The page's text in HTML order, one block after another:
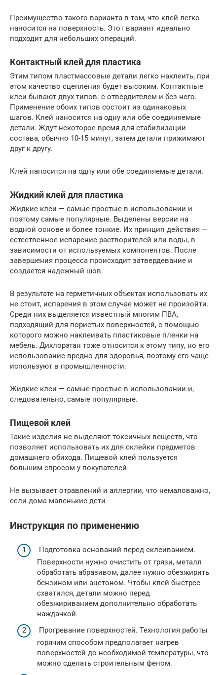
Преимущество такого варианта в том, что клей легко
наносится на поверхность. Этот вариант идеально
подходит для небольших операций.
Контактный клей для пластика
Этим типом пластмассовые детали легко наклеить, при
этом качество сцепления будет высоким. Контактные
клеи бывают двух типов: с отвердителем и без него.
Применение обоих типов состоит из одинаковых
шагов. Клей наносится на одну или обе соединяемые
детали. Ждут некоторое время для стабилизации
состава, обычно 10-15 минут, затем детали прижимают
друг к другу.
Клей наносится на одну или обе соединяемые детали.
Жидкий клей для пластика
Жидкие клеи — самые простые в использовании и
поэтому самые популярные. Выделены версии на
водной основе и более тонкие. Их принцип действия —
естественное испарение растворителей или воды, в
зависимости от используемых компонентов. После
завершения процесса происходит затвердевание и
создается надежный шов.
В результате на герметичных объектах использовать их
не стоит, испарения в этом случае может не произойти.
Среди них выделяется известный многим ПВА,
подходящий для пористых поверхностей, с помощью
которого можно наклеивать пластиковые пленки на
мебель. Дихлорэтан тоже относится к этому типу, но его
использование вредно для здоровья, поэтому его чаще
используют в промышленности.
Жидкие клеи — самые простые в использовании и,
следовательно, самые популярные.
Пищевой клей
Такие изделия не выделяют токсичных веществ, что
позволяет использовать их для склейки предметов
домашнего обихода. Пищевой клей пользуется
большим спросом у покупателей
Не вызывает отравлений и аллергии, что немаловажно,
если дома маленькие дети
Инструкция по применению
Подготовка оснований перед склеиванием.
Поверхности нужно очистить от грязи, металл
обработать абразивом, далее нужно обезжирить
бензином или ацетоном. Чтобы клей быстрее
схватился, детали можно перед
обезжириванием дополнительно обработать
наждачкой.
Прогревание поверхностей. Технология работы
горячим способом предполагает нагрев
поверхностей до необходимой температуры, что
можно сделать строительным феном.